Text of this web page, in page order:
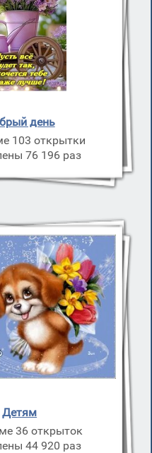
день
103 открытки
76 196 раз
Детям
36 открыток
44 920 раз